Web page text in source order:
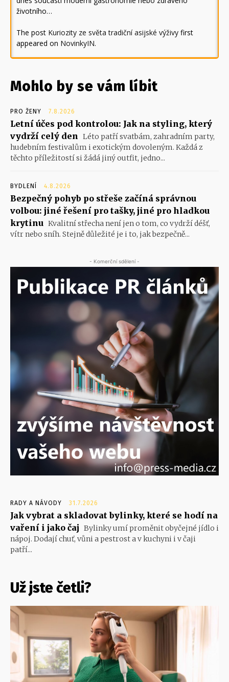
životního…
The post Kuriozity ze světa tradiční asijské výživy first
appeared on NovinkyIN.
Mohlo by se vám líbit
PRO ŽENY 7.8.2026
Letní účes pod kontrolou: Jak na styling, který
vydrží celý den Léto patří svatbám, zahradním party,
hudebním festivalům i exotickým dovoleným. Každá z
těchto příležitostí si žádá jiný outfit, jedno...
BYDLENÍ 4.8.2026
Bezpečný pohyb po střeše začíná správnou
volbou: jiné řešení pro tašky, jiné pro hladkou
krytinu Kvalitní střecha není jen o tom, co vydrží déšť,
vítr nebo sníh. Stejně důležité je i to, jak bezpečně...
- Komerční sdělení -
RADY A NÁVODY 31.7.2026
Jak vybrat a skladovat bylinky, které se hodí na
vaření i jako čaj Bylinky umí proměnit obyčejné jídlo i
nápoj. Dodají chuť, vůni a pestrost a v kuchyni i v čaji
patří...
Už jste četli?